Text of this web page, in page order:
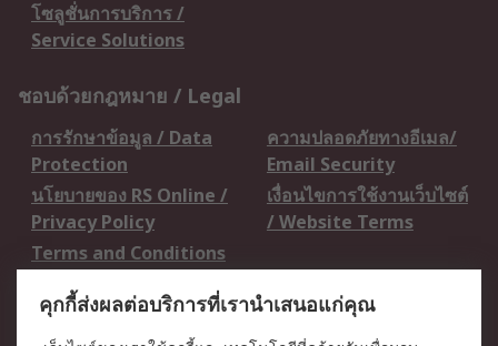
โซลูชั่นการบริการ /
Service Solutions
ชอบด้วยกฎหมาย / Legal
การรักษาข้อมูล / Data
Protection
ความปลอดภัยทางอีเมล/
Email Security
นโยบายของ RS Online /
Privacy Policy
เงื่อนไขการใช้งานเว็บไซต์
/ Website Terms
Terms and Conditions
เกี่ยวกับ RS / About RS
คุกกี้ส่งผลต่อบริการที่เรานำเสนอแก่คุณ